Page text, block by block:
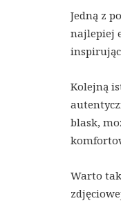
Jedną z
najlepiej
Kolejną
blask,
Warto